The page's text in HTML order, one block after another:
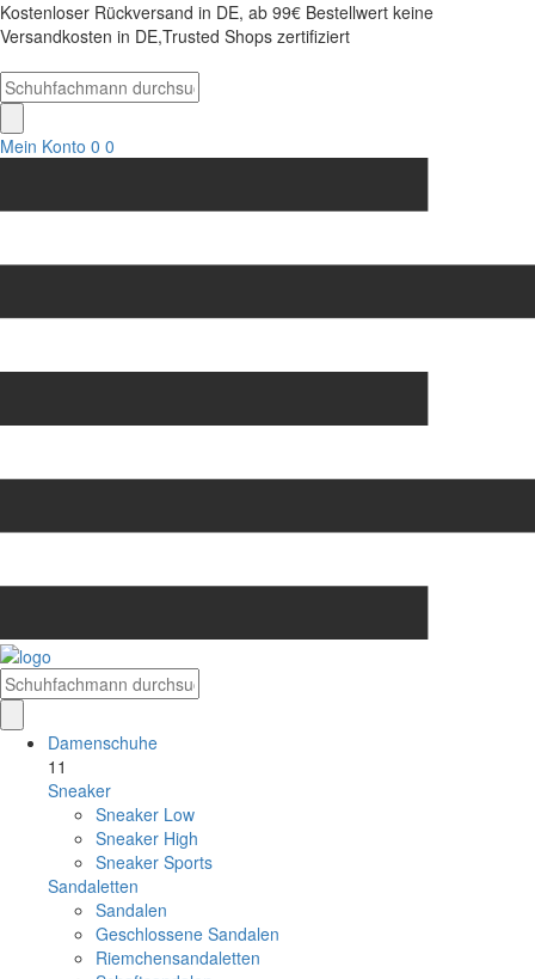
Kostenloser Rückversand in DE, ab 99€ Bestellwert keine
Versandkosten in DE,Trusted Shops zertifiziert
Mein Konto 0 0
Damenschuhe
11
Sneaker
Sneaker Low
Sneaker High
Sneaker Sports
Sandaletten
Sandalen
Geschlossene Sandalen
Riemchensandaletten